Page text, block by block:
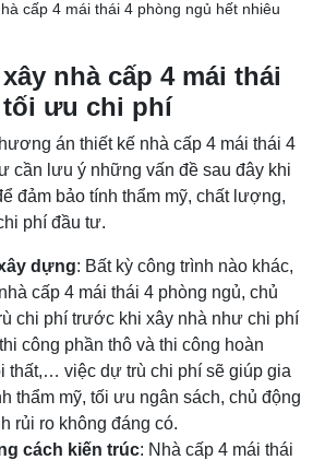
nhà cấp 4 mái thái
ưu chi phí
án thiết kế nhà cấp 4 mái thái 4
cần lưu ý những vấn đề sau đây khi
đảm bảo tính thẩm mỹ, chất lượng,
phí đầu tư.
dựng: Bất kỳ công trình nào khác,
cấp 4 mái thái 4 phòng ngủ, chủ
chi phí trước khi xây nhà như chi phí
công phần thô và thi công hoàn
thất,… việc dự trù chi phí sẽ giúp gia
thẩm mỹ, tối ưu ngân sách, chủ động
rủi ro không đáng có.
cách kiến trúc: Nhà cấp 4 mái thái